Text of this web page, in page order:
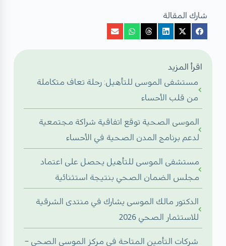
شارك المقالة
اقرأ المزيد
مستشفى الموسى للتأهيل: رحلة تعاف متكاملة
من قلب الأحساء
الموسى الصحية توقع اتفاقية شراكة مجتمعية
لدعم برنامج المدن الصحية في الأحساء
مستشفى الموسى للتأهيل يحصل على اعتماد
مجلس الضمان الصحي بنتيجة استثنائية
الدكتور مالك الموسى يشارك في منتدى الشرقية
للاستثمار الصحي 2026
شركات التأمين المتاحة في مركز الموسى الصحي –